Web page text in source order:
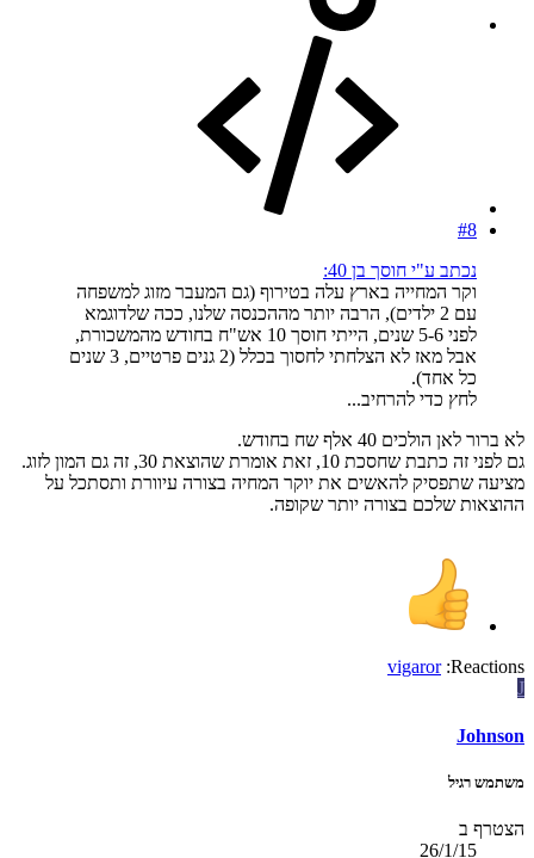
#8
נכתב ע"י חוסך בן 40:
וקר המחייה בארץ עלה בטירוף (גם המעבר מזוג למשפחה
עם 2 ילדים), הרבה יותר מההכנסה שלנו, ככה שלדוגמא
לפני 5-6 שנים, הייתי חוסך 10 אש"ח בחודש מהמשכורת,
אבל מאז לא הצלחתי לחסוך בכלל (2 גנים פרטיים, 3 שנים
כל אחד).
לחץ כדי להרחיב...
לא ברור לאן הולכים 40 אלף שח בחודש.
גם לפני זה כתבת שחסכת 10, זאת אומרת שהוצאת 30, זה גם המון לזוג.
מציעה שתפסיק להאשים את יוקר המחיה בצורה עיוורת ותסתכל על
ההוצאות שלכם בצורה יותר שקופה.
Reactions:
vigaror
J
Johnson
משתמש רגיל
הצטרף ב
26/1/15